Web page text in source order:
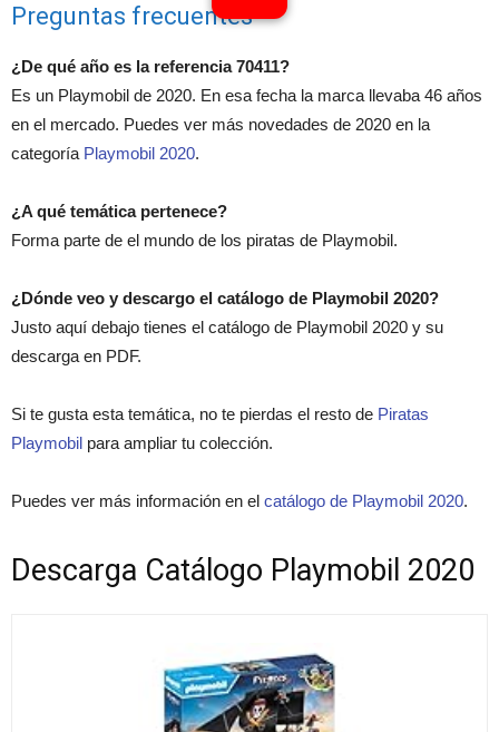
Preguntas frecuentes
¿De qué año es la referencia 70411?
Es un Playmobil de 2020. En esa fecha la marca llevaba 46 años
en el mercado. Puedes ver más novedades de 2020 en la
categoría Playmobil 2020.
¿A qué temática pertenece?
Forma parte de el mundo de los piratas de Playmobil.
¿Dónde veo y descargo el catálogo de Playmobil 2020?
Justo aquí debajo tienes el catálogo de Playmobil 2020 y su
descarga en PDF.
Si te gusta esta temática, no te pierdas el resto de Piratas
Playmobil para ampliar tu colección.
Puedes ver más información en el catálogo de Playmobil 2020.
Descarga Catálogo Playmobil 2020